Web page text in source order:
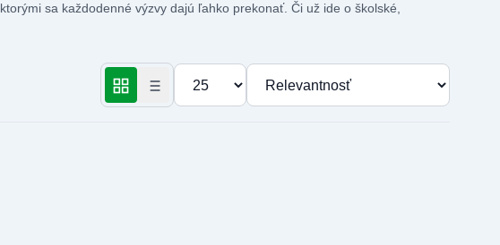
sa každodenné výzvy dajú ľahko prekonať. Či už ide o školské,
Počet produktov na stránku
Zoradiť podľa